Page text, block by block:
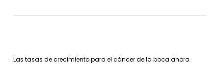
Las tasas de crecimiento para el cáncer de la boca ahora